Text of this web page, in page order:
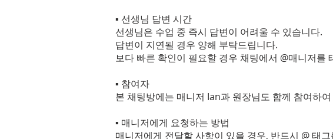
▪ 선생님 답변 시간
선생님은 수업 중 즉시 답변이 어려울 수 있습니다.
답변이 지연될 경우 양해 부탁드립니다.
보다 빠른 확인이 필요할 경우 채팅에서 @매니저를
▪ 참여자
본 채팅방에는 매니저 Ian과 원장님도 함께 참여하
▪ 매니저에게 요청하는 방법
매니저에게 전달할 사항이 있을 경우, 반드시 @ 태